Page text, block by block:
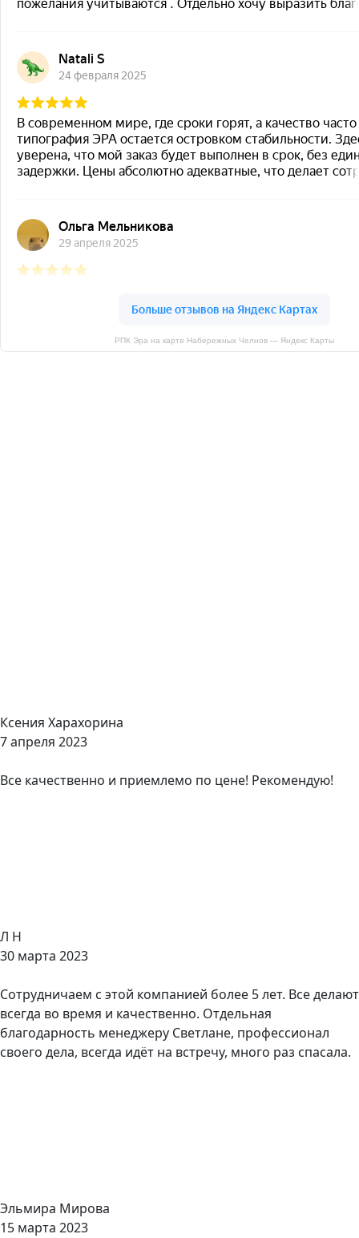
РПК Эра на карте Набережных Челнов — Яндекс Карты
Ксения Харахорина
7 апреля 2023
Все качественно и приемлемо по цене! Рекомендую!
Л Н
30 марта 2023
Сотрудничаем с этой компанией более 5 лет. Все делают
всегда во время и качественно. Отдельная
благодарность менеджеру Светлане, профессионал
своего дела, всегда идёт на встречу, много раз спасала.
Эльмира Мирова
15 марта 2023